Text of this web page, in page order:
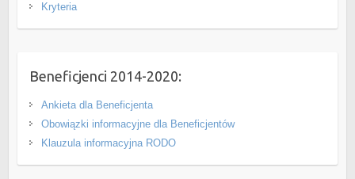
Kryteria
Beneficjenci 2014-2020:
Ankieta dla Beneficjenta
Obowiązki informacyjne dla Beneficjentów
Klauzula informacyjna RODO